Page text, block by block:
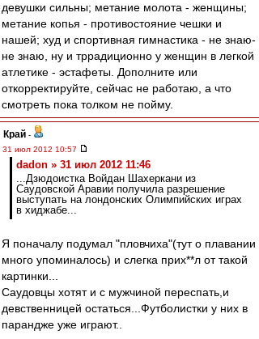
девушки сильны; метание молота - женщины;
метание копья - противостояние чешки и
нашей; худ и спортивная гимнастика - не знаю-
не знаю, ну и тррадиционно у женщин в легкой
атлетике - эстафеты. Дополните или
откорректируйте, сейчас не работаю, а что
смотреть пока толком не пойму.
Край -
31 июл 2012 10:57
dadon » 31 июл 2012 11:46
...Дзюдоистка Войдан Шахеркани из
Саудовской Аравии получила разрешение
выступать на лондонских Олимпийских играх
в хиджабе...
Я поначалу подумал "пловчиха"(тут о плавании
много упоминалось) и слегка прих**л от такой
картинки...
Саудовцы хотят и с мужчиной переспать,и
девственницей остаться...Футболистки у них в
парандже уже играют..